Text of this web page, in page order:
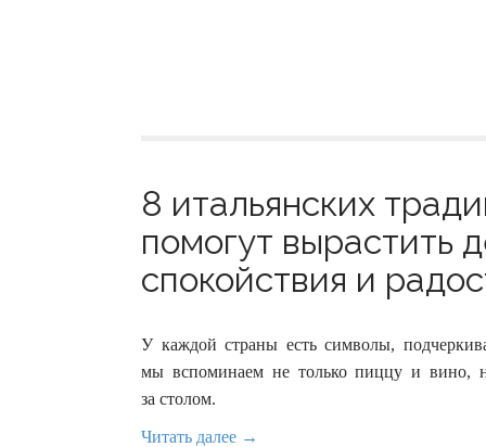
8 итальянских
помогут вырастить
спокойствия и
У каждой страны есть символы,
мы вспоминаем не только пиццу и вино,
за столом.
Читать далее →